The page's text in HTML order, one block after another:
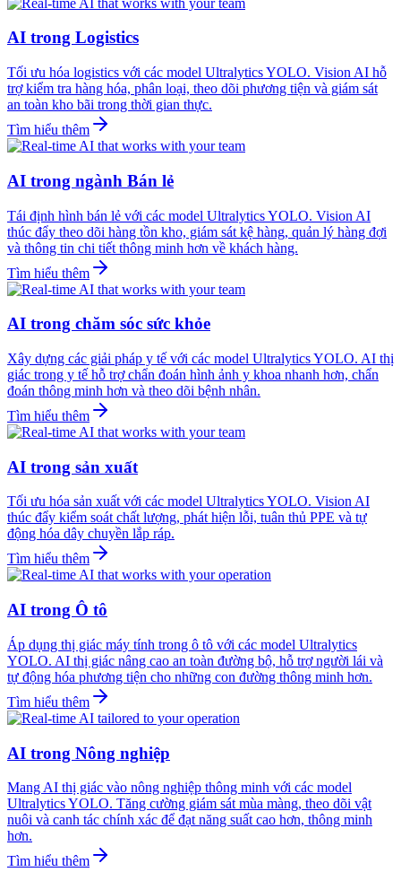
AI trong Logistics
Tối ưu hóa logistics với các model Ultralytics YOLO. Vision AI hỗ
trợ kiểm tra hàng hóa, phân loại, theo dõi phương tiện và giám sát
an toàn kho bãi trong thời gian thực.
Tìm hiểu thêm
AI trong ngành Bán lẻ
Tái định hình bán lẻ với các model Ultralytics YOLO. Vision AI
thúc đẩy theo dõi hàng tồn kho, giám sát kệ hàng, quản lý hàng đợi
và thông tin chi tiết thông minh hơn về khách hàng.
Tìm hiểu thêm
AI trong chăm sóc sức khỏe
Xây dựng các giải pháp y tế với các model Ultralytics YOLO. AI thị
giác trong y tế hỗ trợ chẩn đoán hình ảnh y khoa nhanh hơn, chẩn
đoán thông minh hơn và theo dõi bệnh nhân.
Tìm hiểu thêm
AI trong sản xuất
Tối ưu hóa sản xuất với các model Ultralytics YOLO. Vision AI
thúc đẩy kiểm soát chất lượng, phát hiện lỗi, tuân thủ PPE và tự
động hóa dây chuyền lắp ráp.
Tìm hiểu thêm
AI trong Ô tô
Áp dụng thị giác máy tính trong ô tô với các model Ultralytics
YOLO. AI thị giác nâng cao an toàn đường bộ, hỗ trợ người lái và
tự động hóa phương tiện cho những con đường thông minh hơn.
Tìm hiểu thêm
AI trong Nông nghiệp
Mang AI thị giác vào nông nghiệp thông minh với các model
Ultralytics YOLO. Tăng cường giám sát mùa màng, theo dõi vật
nuôi và canh tác chính xác để đạt năng suất cao hơn, thông minh
hơn.
Tìm hiểu thêm